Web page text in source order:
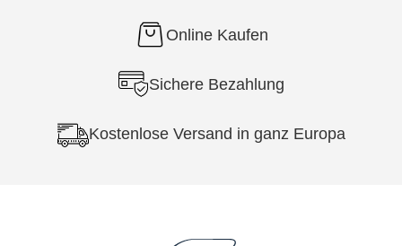
Online Kaufen
Sichere Bezahlung
Kostenlose Versand in ganz Europa